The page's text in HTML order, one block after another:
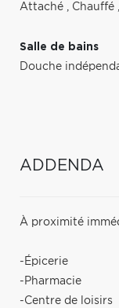
Attaché , Chauffé ,
Salle de bains
Douche
ADDENDA
À proximité
-Épicerie
-Pharmacie
-Centre de loisirs